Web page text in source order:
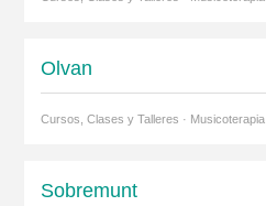
Olvan
Cursos, Clases y Talleres · Musicoterapia
Sobremunt